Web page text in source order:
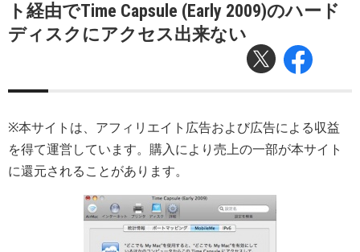
ト経由でTime Capsule (Early 2009)のハード
ディスクにアクセス出来ない
※本サイトは、アフィリエイト広告および広告による収益
を得て運営しています。購入により売上の一部が本サイト
に還元されることがあります。